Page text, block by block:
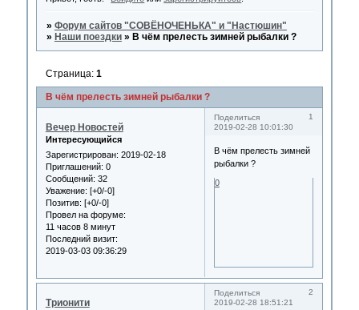
» Форум сайтов "СОВЁНОЧЕНЬКА" и "Настюшин"
» Наши поездки » В чём прелесть зимней рыбалки ?
В чём прелесть зимней рыбалки ?
Страница: 1
Поделиться
1
2019-02-28 10:01:30
Вечер Новостей
Интересующийся
Зарегистрирован: 2019-02-18
Приглашений: 0
Сообщений: 32
Уважение: [+0/-0]
Позитив: [+0/-0]
Провел на форуме:
11 часов 8 минут
Последний визит:
2019-03-03 09:36:29
В чём прелесть зимней
рыбалки ?
0
Поделиться
2
2019-02-28 18:51:21
Трионити